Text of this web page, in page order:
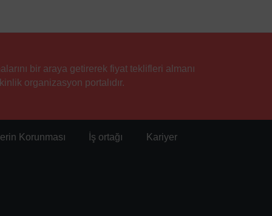
bir araya getirerek fiyat teklifleri almanı
organizasyon portalıdır.
Korunması İş ortağı Kariyer